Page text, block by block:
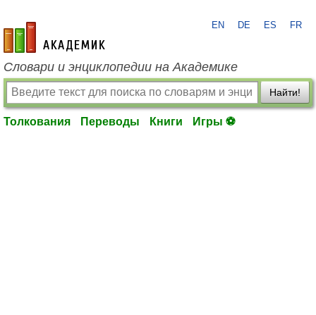
academic.ru
EN DE ES FR
Словари и энциклопедии на Академике
Найти!
Толкования Переводы Книги Игры ⚽